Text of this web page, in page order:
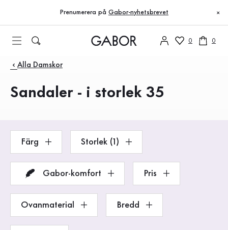
Till innehållsförteckning
Till huvudnavigation
Prenumerera på Gabor-nyhetsbrevet ×
0 0
Produkter
Alla Damskor
Sandaler - i storlek 35
Färg Storlek (1)
Gabor-komfort Pris
Ovanmaterial Bredd